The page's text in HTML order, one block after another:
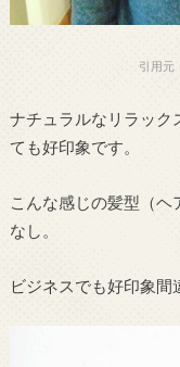
引用元
ナチュラルなリラック
ても好印象です。
こんな感じの髪型（
なし。
ビジネスでも好印象間